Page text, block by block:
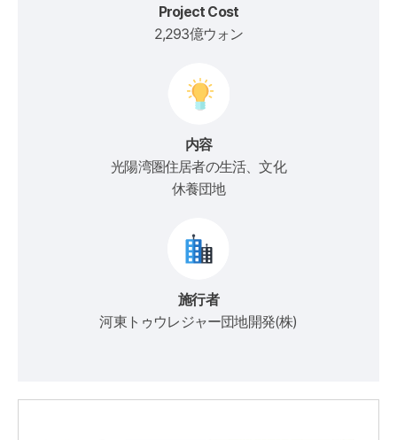
Project Cost
2,293億ウォン
内容
光陽湾圏住居者の生活、文化
休養団地
施行者
河東トゥウレジャー団地開発(株)